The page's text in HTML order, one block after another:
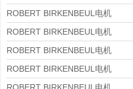
8APE160M-6 IE3
ROBERT BIRKENBEUL电机
8APE160L-4-IE3
ROBERT BIRKENBEUL电机
8APE112M-6K-IE3
ROBERT BIRKENBEUL电机
8APE100L-2 IE3
ROBERT BIRKENBEUL电机
8APE90S-4 IE3